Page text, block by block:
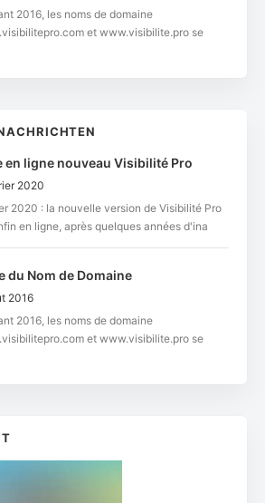
2016, les noms de domaine
et www.visibilite.pro se
en ligne nouveau Visibilité Pro
2020
2020 : la nouvelle version de Visibilité Pro
en ligne, après quelques années d'ina
du Nom de Domaine
2016
2016, les noms de domaine
et www.visibilite.pro se